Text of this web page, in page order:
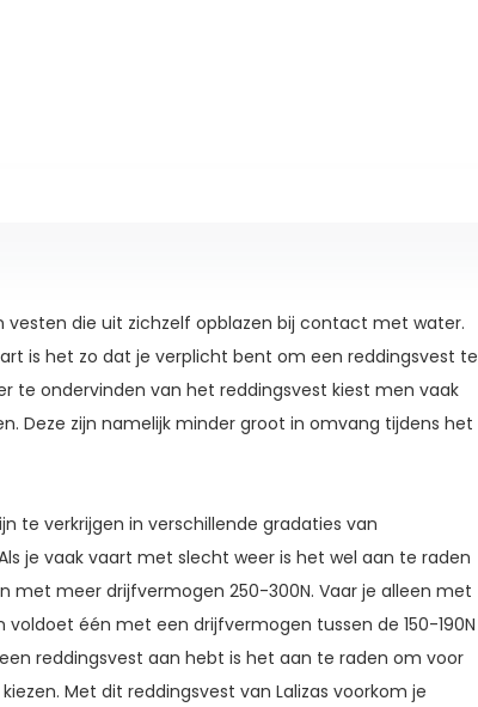
vesten die uit zichzelf opblazen bij contact met water.
is het zo dat je verplicht bent om een reddingsvest te
te ondervinden van het reddingsvest kiest men vaak
Deze zijn namelijk minder groot in omvang tijdens het
te verkrijgen in verschillende gradaties van
je vaak vaart met slecht weer is het wel aan te raden
met meer drijfvermogen 250-300N. Vaar je alleen met
één met een drijfvermogen tussen de 150-190N
reddingsvest aan hebt is het aan te raden om voor
Met dit reddingsvest van Lalizas voorkom je